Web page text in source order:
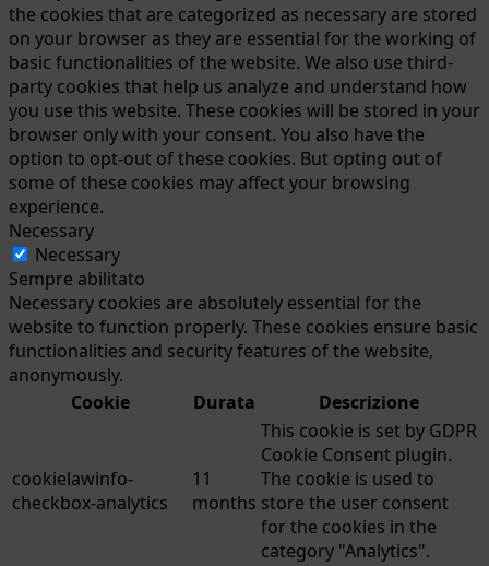
the cookies that are categorized as necessary are stored
on your browser as they are essential for the working of
basic functionalities of the website. We also use third-
party cookies that help us analyze and understand how
you use this website. These cookies will be stored in your
browser only with your consent. You also have the
option to opt-out of these cookies. But opting out of
some of these cookies may affect your browsing
experience.
Necessary
Necessary
Sempre abilitato
Necessary cookies are absolutely essential for the
website to function properly. These cookies ensure basic
functionalities and security features of the website,
anonymously.
Cookie
Durata Descrizione
cookielawinfo-
checkbox-analytics
11
months
This cookie is set by GDPR
Cookie Consent plugin.
The cookie is used to
store the user consent
for the cookies in the
category "Analytics".